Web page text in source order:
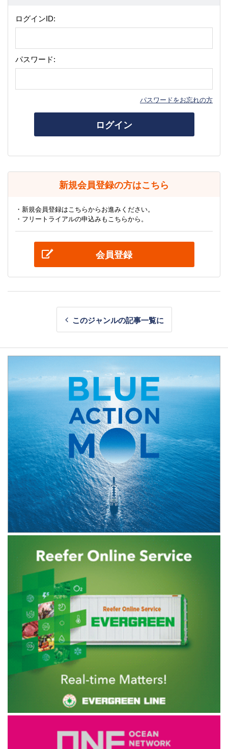
ログインID:
パスワード:
パスワードをお忘れの方
ログイン
新規会員登録の方はこちら
・新規会員登録はこちらからお進みください。
・フリートライアルの申込みもこちらから。
会員登録
このジャンルの記事一覧に